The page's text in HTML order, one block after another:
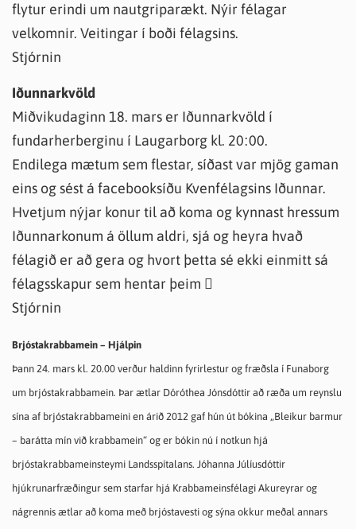
flytur erindi um nautgriparækt. Nýir félagar
velkomnir. Veitingar í boði félagsins.
Stjórnin
Iðunnarkvöld
Miðvikudaginn 18. mars er Iðunnarkvöld í
fundarherberginu í Laugarborg kl. 20:00.
Endilega mætum sem flestar, síðast var mjög gaman
eins og sést á facebooksíðu Kvenfélagsins Iðunnar.
Hvetjum nýjar konur til að koma og kynnast hressum
Iðunnarkonum á öllum aldri, sjá og heyra hvað
félagið er að gera og hvort þetta sé ekki einmitt sá
félagsskapur sem hentar þeim 
Stjórnin
Brjóstakrabbamein – Hjálpin
Þann 24. mars kl. 20.00 verður haldinn fyrirlestur og fræðsla í Funaborg
um brjóstakrabbamein. Þar ætlar Dóróthea Jónsdóttir að ræða um reynslu
sína af brjóstakrabbameini en árið 2012 gaf hún út bókina „Bleikur barmur
– barátta mín við krabbamein“ og er bókin nú í notkun hjá
brjóstakrabbameinsteymi Landsspítalans. Jóhanna Júlíusdóttir
hjúkrunarfræðingur sem starfar hjá Krabbameinsfélagi Akureyrar og
nágrennis ætlar að koma með brjóstavesti og sýna okkur meðal annars